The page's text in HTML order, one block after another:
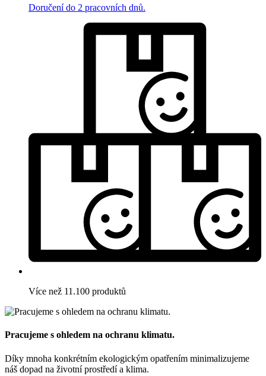
Doručení do 2 pracovních dnů.
Více než 11.100 produktů
Pracujeme s ohledem na ochranu klimatu.
Díky mnoha konkrétním ekologickým opatřením minimalizujeme
náš dopad na životní prostředí a klima.